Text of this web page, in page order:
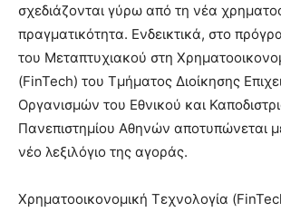
σχεδιάζονται γύρω από τη νέα
πραγματικότητα. Ενδεικτικά, στο
του Μεταπτυχιακού στη
(FinTech) του Τμήματος Διοίκησης
Οργανισμών του Εθνικού και
Πανεπιστημίου Αθηνών αποτυπώνεται
νέο λεξιλόγιο της αγοράς.
Χρηματοοικονομική Τεχνολογία